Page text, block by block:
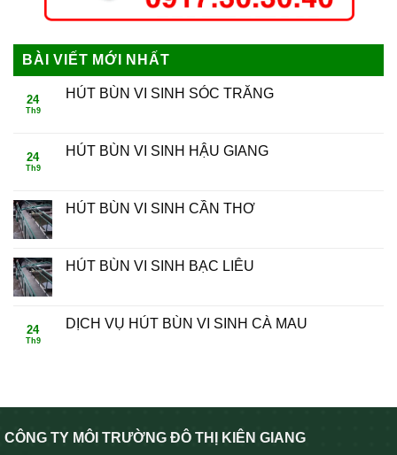
BÀI VIẾT MỚI NHẤT
24
Th9
HÚT BÙN VI SINH SÓC TRĂNG
24
Th9
HÚT BÙN VI SINH HẬU GIANG
HÚT BÙN VI SINH CẦN THƠ
HÚT BÙN VI SINH BẠC LIÊU
24
Th9
DỊCH VỤ HÚT BÙN VI SINH CÀ MAU
CÔNG TY MÔI TRƯỜNG ĐÔ THỊ KIÊN GIANG